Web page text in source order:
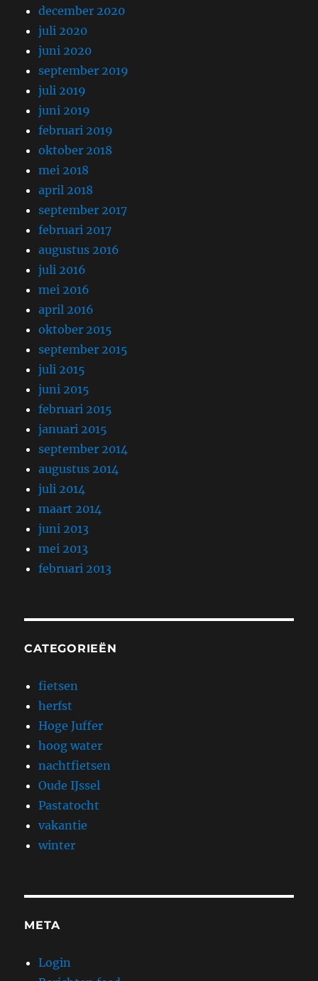
december 2020
juli 2020
juni 2020
september 2019
juli 2019
juni 2019
februari 2019
oktober 2018
mei 2018
april 2018
september 2017
februari 2017
augustus 2016
juli 2016
mei 2016
april 2016
oktober 2015
september 2015
juli 2015
juni 2015
februari 2015
januari 2015
september 2014
augustus 2014
juli 2014
maart 2014
juni 2013
mei 2013
februari 2013
CATEGORIEËN
fietsen
herfst
Hoge Juffer
hoog water
nachtfietsen
Oude IJssel
Pastatocht
vakantie
winter
META
Login